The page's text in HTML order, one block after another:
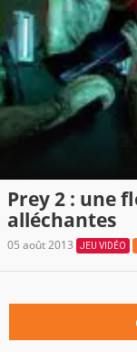
Prey 2 : une
alléchantes
05 août 2013 JEU VIDÉO